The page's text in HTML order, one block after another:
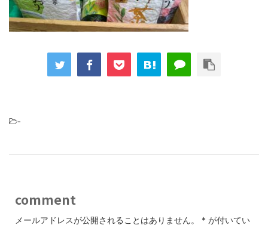
-
comment
メールアドレスが公開されることはありません。 * が付いてい